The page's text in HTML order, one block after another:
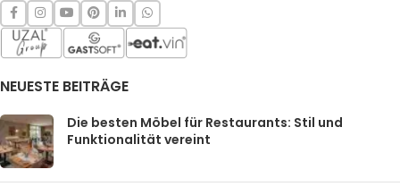
NEUESTE BEITRÄGE
Die besten Möbel für Restaurants: Stil und
Funktionalität vereint